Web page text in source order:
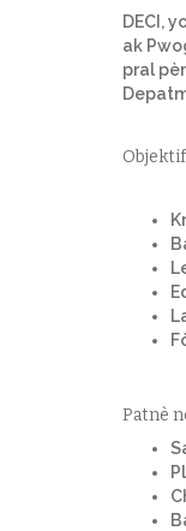
DECI,
ak
pral
Patnè